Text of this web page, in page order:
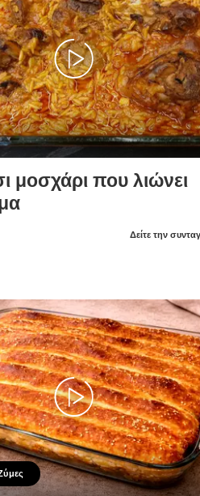
μοσχάρι που λιώνει
Δείτε την